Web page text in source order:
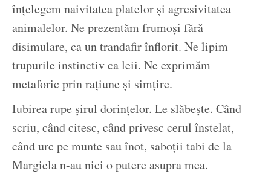
înțelegem naivitatea platelor și agresivitatea
animalelor. Ne prezentăm frumoși fără
disimulare, ca un trandafir înflorit. Ne lipim
trupurile instinctiv ca leii. Ne exprimăm
metaforic prin rațiune și simțire.
Iubirea rupe șirul dorințelor. Le slăbește. Când
scriu, când citesc, când privesc cerul înstelat,
când urc pe munte sau înot, saboții tabi de la
Margiela n-au nici o putere asupra mea.